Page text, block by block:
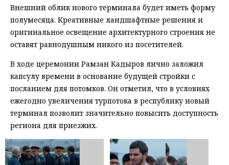
Внешний облик нового терминала будет иметь форму
полумесяца. Креативные ландшафтные решения и
оригинальное освещение архитектурного строения не
оставят равнодушным никого из посетителей.
В ходе церемонии Рамзан Кадыров лично заложил
капсулу времени в основание будущей стройки с
посланием для потомков. Он отметил, что в условиях
ежегодно увеличения турпотока в республику новый
терминал позволит значительно повысить доступность
региона для приезжих.